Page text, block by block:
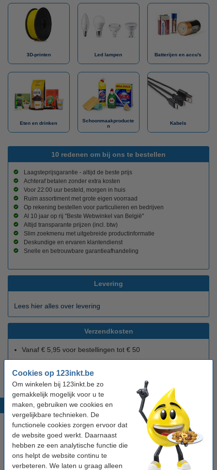
Cookies op 123inkt.be
Om winkelen bij 123inkt.be zo
gemakkelijk mogelijk voor u te
maken, gebruiken we cookies en
vergelijkbare technieken. De
functionele cookies zorgen ervoor dat
de website goed werkt. Daarnaast
hebben ze een analytische functie die
ons helpt de website continu te
verbeteren. We laten u graag alleen
3D-printen Led lampen Batterijen en accu's
Eten en drinken
Schoonmaakproducte
n
Kabels
10 redenen om bij ons te bestellen
Laagsteprijsgarantie - altijd de beste prijs
Achteraf betalen zonder extra kosten
Voor 22:00 uur besteld, morgen in huis
Ruim assortiment met grote eigen voorraad
Op rekening bestellen voor particulieren en bedrijven
Al 10 jaar op rij "Beste Webwinkel van België"
Altijd transparante prijzen (incl. btw)
Slim zoekmenu met uitgebreide productinformatie
Deskundige en ervaren klantendienst
Snelle en betrouwbare garantieafhandeling
Levering
Lees hier alles over levering
Verzendkosten
Vanaf € 5,95 voor bestellingen tot € 50
Meer informatie over de verzendkosten
Nieuws